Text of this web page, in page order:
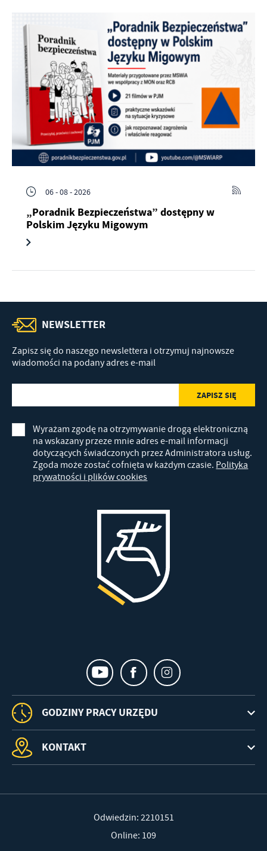
06 - 08 - 2026
„Poradnik Bezpieczeństwa” dostępny w
Polskim Języku Migowym
NEWSLETTER
Zapisz się do naszego newslettera i otrzymuj najnowsze
wiadomości na podany adres e-mail
Wyrażam zgodę na otrzymywanie drogą elektroniczną
na wskazany przeze mnie adres e-mail informacji
dotyczących świadczonych przez Administratora usług.
Zgoda może zostać cofnięta w każdym czasie. Polityka
prywatności i plików cookies
GODZINY PRACY URZĘDU
KONTAKT
Odwiedzin: 2210151
Online: 109